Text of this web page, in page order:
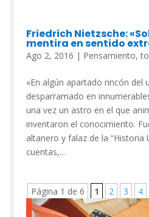
Friedrich Nietzsche:
mentira en sentido
Ago 2, 2016 | Pensamiento,
«En algún apartado rincón del
desparramado en
una vez un astro en el que
inventaron el conocimiento.
altanero y falaz de la “Historia
cuentas,...
Página 1 de 6 1 2 3 4